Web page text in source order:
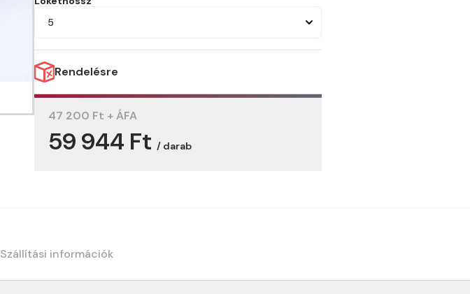
5
Rendelésre
47 200 Ft + ÁFA
59 944 Ft / darab
Szállítási információk